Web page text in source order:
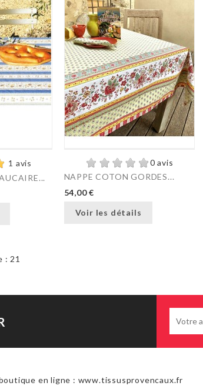
1 avis
0 avis
NAPPE COTON GORDES...
54,00 €
Voir les détails
: 21
en ligne : www.tissusprovencaux.fr